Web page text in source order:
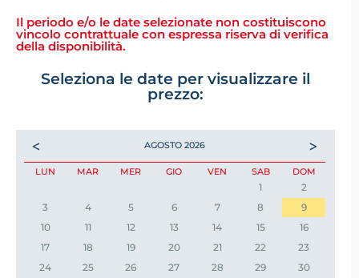
Il periodo e/o le date selezionate non costituiscono
vincolo contrattuale con espressa riserva di verifica
della disponibilità.
Seleziona le date per visualizzare il
prezzo:
< AGOSTO 2026 >
LUN MAR MER GIO VEN SAB DOM
1
2
3
4 5 6 7 8
9
10
11 12 13 14 15
16
17
18 19 20 21 22
23
24
25 26 27 28 29 30